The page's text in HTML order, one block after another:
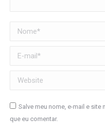
Nome *
E-mail *
Website
Salve meu nome, e-mail e site
que eu comentar.